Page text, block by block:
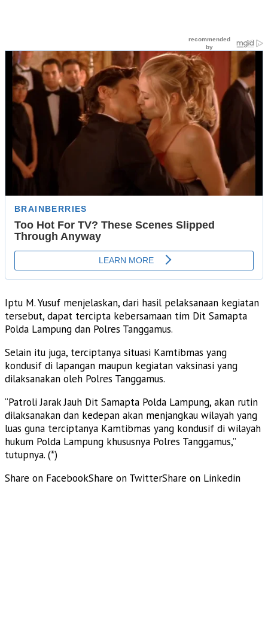
Iptu M. Yusuf menjelaskan, dari hasil pelaksanaan kegiatan
tersebut, dapat tercipta kebersamaan tim Dit Samapta
Polda Lampung dan Polres Tanggamus.
Selain itu juga, terciptanya situasi Kamtibmas yang
kondusif di lapangan maupun kegiatan vaksinasi yang
dilaksanakan oleh Polres Tanggamus.
“Patroli Jarak Jauh Dit Samapta Polda Lampung, akan rutin
dilaksanakan dan kedepan akan menjangkau wilayah yang
luas guna terciptanya Kamtibmas yang kondusif di wilayah
hukum Polda Lampung khususnya Polres Tanggamus,”
tutupnya. (*)
Share on FacebookShare on TwitterShare on Linkedin